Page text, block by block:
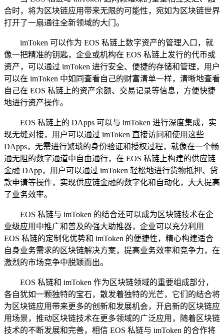
合时，将为区块链应用带来无限的可能性，宛如为区块链世界
打开了一扇通往全新领域的大门。
imToken 可以作为 EOS 私链上数字资产的管理入口，就
像一把精准的钥匙，企业或机构在 EOS 私链上发行的代币或
资产，可以通过 imToken 进行安全、便捷的存储和管理，用户
可以在 imToken 中如同查看自己的财富清单一样，清晰地查看
自己在 EOS 私链上的资产余额、交易记录等信息，方便快捷
地进行资产操作。
EOS 私链上的 DApps 可以与 imToken 进行深度集成，实
现无缝对接，用户可以通过 imToken 直接访问和使用这些
DApps，无需进行繁琐的身份验证和授权过程，就像在一个畅
通无阻的数字通道中自由通行，在 EOS 私链上构建的供应链
金融 DApp，用户可以通过 imToken 轻松地进行货物抵押、贷
款申请等操作，实现供应链金融的数字化和自动化，大大提高
了业务效率。
EOS 私链与 imToken 的结合还可以成为区块链技术在企
业级应用中推广和普及的强大助推器，企业可以充分利用
EOS 私链的定制化优势和 imToken 的便捷性，精心构建适合
自身业务需求的区块链解决方案，提高业务效率和竞争力，在
激烈的市场竞争中脱颖而出。
EOS 私链和 imToken 作为区块链领域的重要组成部分，
各自犹如一颗独特的宝石，散发着独特的光芒，它们的结合将
为区块链应用带来更多的创新和发展机会，开启新的区块链应
用场景，推动区块链技术在更多领域的广泛应用，随着区块链
技术的不断发展和完善，相信 EOS 私链与 imToken 的合作将